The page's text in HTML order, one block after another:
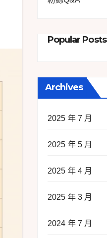
Popular Posts
Archives
2025 年 7 月
2025 年 5 月
2025 年 4 月
2025 年 3 月
2024 年 7 月